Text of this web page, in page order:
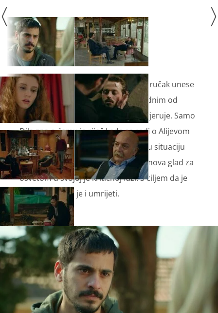
Ali svojim dolaskom na obiteljski doručak unese
nemir. Opravda se problemom s jednim od
brodova u luci, no malo tko mu povjeruje. Samo
Dila zna o čemu je riječ kada se radi o Alijevom
novom ponašanju. Dila proživljavaju situaciju
koju će biti teško premostiti. Kuzgunova glad za
osvetom u svojoj je kritičnoj fazi. S ciljem da je
utaži, spreman je i umrijeti.